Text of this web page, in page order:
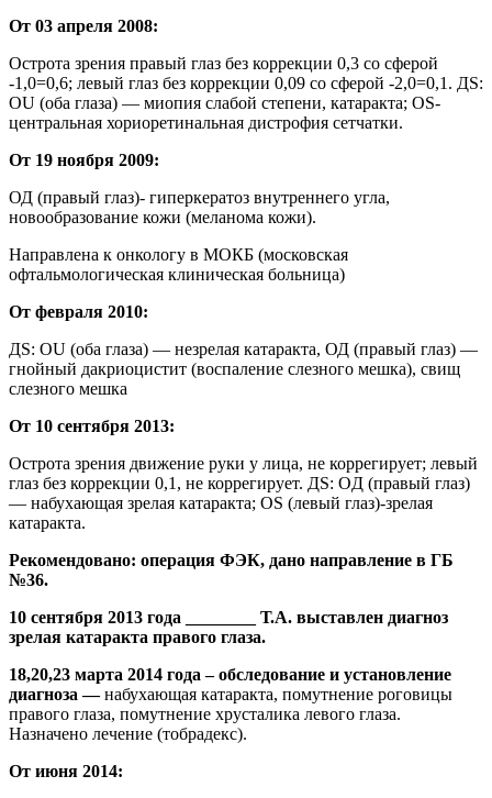
От 03 апреля 2008:
Острота зрения правый глаз без коррекции 0,3 со сферой
-1,0=0,6; левый глаз без коррекции 0,09 со сферой -2,0=0,1. ДS:
OU (оба глаза) — миопия слабой степени, катаракта; OS-
центральная хориоретинальная дистрофия сетчатки.
От 19 ноября 2009:
ОД (правый глаз)- гиперкератоз внутреннего угла,
новообразование кожи (меланома кожи).
Направлена к онкологу в МОКБ (московская
офтальмологическая клиническая больница)
От февраля 2010:
ДS: OU (оба глаза) — незрелая катаракта, ОД (правый глаз) —
гнойный дакриоцистит (воспаление слезного мешка), свищ
слезного мешка
От 10 сентября 2013:
Острота зрения движение руки у лица, не коррегирует; левый
глаз без коррекции 0,1, не коррегирует. ДS: OД (правый глаз)
— набухающая зрелая катаракта; OS (левый глаз)-зрелая
катаракта.
Рекомендовано: операция ФЭК, дано направление в ГБ
№36.
10 сентября 2013 года ________ Т.А. выставлен диагноз
зрелая катаракта правого глаза.
18,20,23 марта 2014 года – обследование и установление
диагноза —набухающая катаракта, помутнение роговицы
правого глаза, помутнение хрусталика левого глаза.
Назначено лечение (тобрадекс).
От июня 2014: